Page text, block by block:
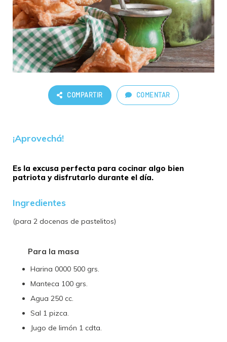
COMPARTIR COMENTAR
¡Aprovechá!
Es la excusa perfecta para cocinar algo bien
patriota y disfrutarlo durante el día.
Ingredientes
(para 2 docenas de pastelitos)
Para la masa
Harina 0000 500 grs.
Manteca 100 grs.
Agua 250 cc.
Sal 1 pizca.
Jugo de limón 1 cdta.